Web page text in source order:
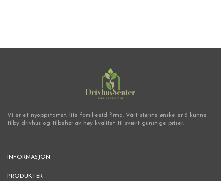
Vi er et nyoppstartet, lite familieeid firma. Vårt største ønske er å kunne
tilby drivhus og tilbehør av høy kvalitet til svært gunstige priser.
INFORMASJON
PRODUKTER